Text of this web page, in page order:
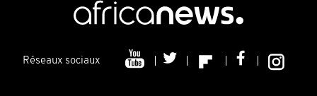
Réseaux sociaux